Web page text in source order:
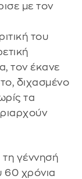
με τον
του
τον έκανε
διχασμένο
τα
γέννησή
60 χρόνια